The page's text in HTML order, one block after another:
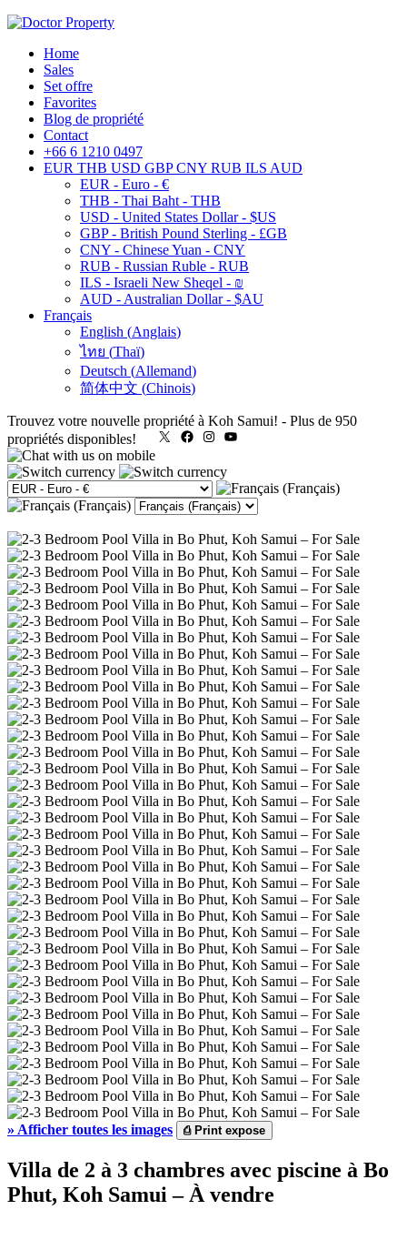
Home
Sales
Set offre
Favorites
Blog de propriété
Contact
+66 6 1210 0497
EUR THB USD GBP CNY RUB ILS AUD
EUR - Euro - €
THB - Thai Baht - THB
USD - United States Dollar - $US
GBP - British Pound Sterling - £GB
CNY - Chinese Yuan - CNY
RUB - Russian Ruble - RUB
ILS - Israeli New Sheqel - ₪
AUD - Australian Dollar - $AU
Français
English (Anglais)
ไทย (Thaï)
Deutsch (Allemand)
简体中文 (Chinois)
Trouvez votre nouvelle propriété à Koh Samui! - Plus de 950
propriétés disponibles!
X FacebookInstagram
» Afficher toutes les images ⎙Print expose
Villa de 2 à 3 chambres avec piscine à Bo
Phut, Koh Samui – À vendre